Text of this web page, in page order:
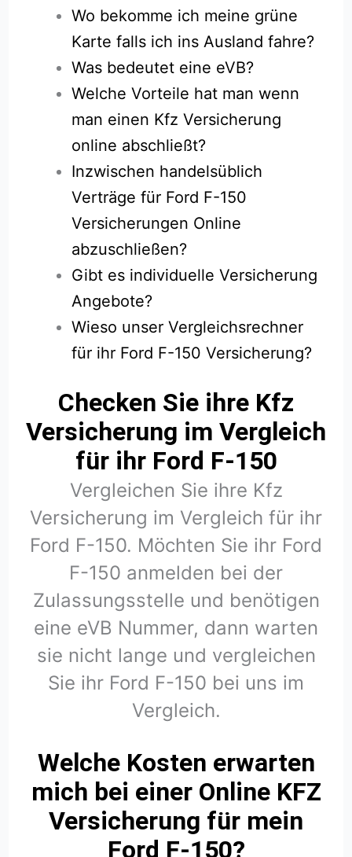
Wo bekomme ich meine grüne
Karte falls ich ins Ausland fahre?
Was bedeutet eine eVB?
Welche Vorteile hat man wenn
man einen Kfz Versicherung
online abschließt?
Inzwischen handelsüblich
Verträge für Ford F-150
Versicherungen Online
abzuschließen?
Gibt es individuelle Versicherung
Angebote?
Wieso unser Vergleichsrechner
für ihr Ford F-150 Versicherung?
Checken Sie ihre Kfz
Versicherung im Vergleich
für ihr Ford F-150
Vergleichen Sie ihre Kfz
Versicherung im Vergleich für ihr
Ford F-150. Möchten Sie ihr Ford
F-150 anmelden bei der
Zulassungsstelle und benötigen
eine eVB Nummer, dann warten
sie nicht lange und vergleichen
Sie ihr Ford F-150 bei uns im
Vergleich.
Welche Kosten erwarten
mich bei einer Online KFZ
Versicherung für mein
Ford F-150?